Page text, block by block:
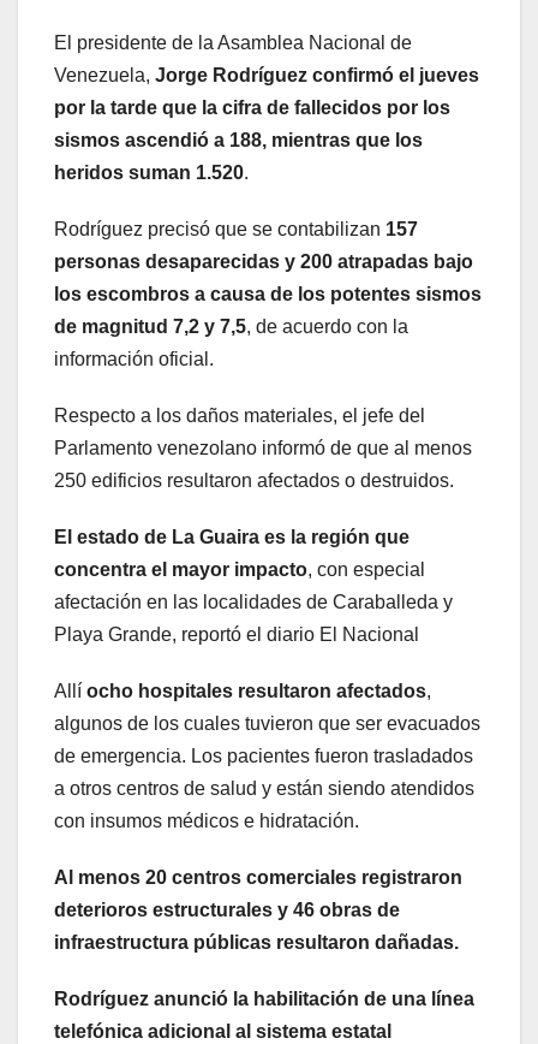
El presidente de la Asamblea Nacional de
Venezuela, Jorge Rodríguez confirmó el jueves
por la tarde que la cifra de fallecidos por los
sismos ascendió a 188, mientras que los
heridos suman 1.520.
Rodríguez precisó que se contabilizan 157
personas desaparecidas y 200 atrapadas bajo
los escombros a causa de los potentes sismos
de magnitud 7,2 y 7,5, de acuerdo con la
información oficial.
Respecto a los daños materiales, el jefe del
Parlamento venezolano informó de que al menos
250 edificios resultaron afectados o destruidos.
El estado de La Guaira es la región que
concentra el mayor impacto, con especial
afectación en las localidades de Caraballeda y
Playa Grande, reportó el diario El Nacional
Allí ocho hospitales resultaron afectados,
algunos de los cuales tuvieron que ser evacuados
de emergencia. Los pacientes fueron trasladados
a otros centros de salud y están siendo atendidos
con insumos médicos e hidratación.
Al menos 20 centros comerciales registraron
deterioros estructurales y 46 obras de
infraestructura públicas resultaron dañadas.
Rodríguez anunció la habilitación de una línea
telefónica adicional al sistema estatal